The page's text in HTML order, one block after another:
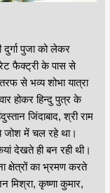
पुजा को लेकर
फैक्ट्री के पास से
से भव्य शोभा यात्रा
होकर हिन्दु पुत्र के
जिंदाबाद, श्री राम
जोश में चल रहे था।
देखते ही बन रही थी।
क्षेत्रों का भ्रमण करते
मिश्रा, कृष्णा कुमार,